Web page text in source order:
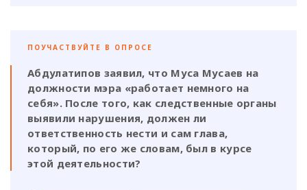
ПОУЧАСТВУЙТЕ В ОПРОСЕ
Абдулатипов заявил, что Муса Мусаев на
должности мэра «работает немного на
себя». После того, как следственные органы
выявили нарушения, должен ли
ответственность нести и сам глава,
который, по его же словам, был в курсе
этой деятельности?